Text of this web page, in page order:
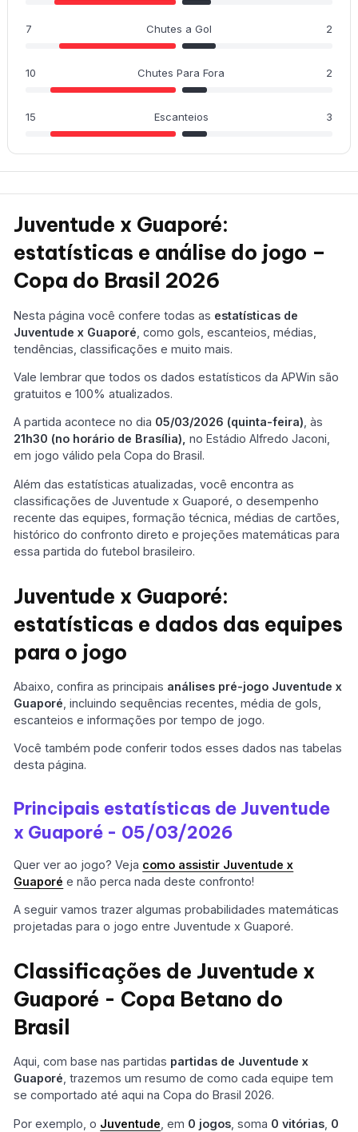
7 Chutes a Gol 2
10 Chutes Para Fora 2
15 Escanteios 3
Juventude x Guaporé:
estatísticas e análise do jogo –
Copa do Brasil 2026
Nesta página você confere todas as estatísticas de
Juventude x Guaporé , como gols, escanteios, médias,
tendências, classificações e muito mais.
Vale lembrar que todos os dados estatísticos da APWin são
gratuitos e 100% atualizados.
A partida acontece no dia 05/03/2026 (quinta-feira), às
21h30 (no horário de Brasília),no Estádio Alfredo Jaconi,
em jogo válido pela Copa do Brasil.
Além das estatísticas atualizadas, você encontra as
classificações de Juventude x Guaporé, o desempenho
recente das equipes, formação técnica, médias de cartões,
histórico do confronto direto e projeções matemáticas para
essa partida do futebol brasileiro.
Juventude x Guaporé:
estatísticas e dados das equipes
para o jogo
Abaixo, confira as principais análises pré-jogo Juventude x
Guaporé , incluindo sequências recentes, média de gols,
escanteios e informações por tempo de jogo.
Você também pode conferir todos esses dados nas tabelas
desta página.
Principais estatísticas de Juventude
x Guaporé - 05/03/2026
Quer ver ao jogo? Veja como assistir Juventude x
Guaporé e não perca nada deste confronto!
A seguir vamos trazer algumas probabilidades matemáticas
projetadas para o jogo entre Juventude x Guaporé.
Classificações de Juventude x
Guaporé - Copa Betano do
Brasil
Aqui, com base nas partidas partidas de Juventude x
Guaporé , trazemos um resumo de como cada equipe tem
se comportado até aqui na Copa do Brasil 2026.
Por exemplo, o Juventude , em 0 jogos , soma 0 vitórias 0